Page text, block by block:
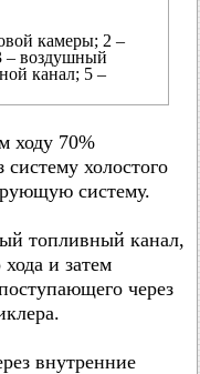
камеры; 2 –
– воздушный
канал; 5 –
ходу 70%
холостого
систему.
топливный канал,
и затем
через
внутренние